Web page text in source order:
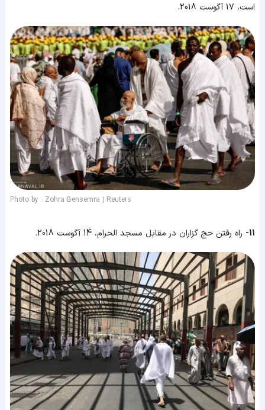
است، 17 آگوست 2018.
Photo by : Zohra Bensemra | Reuters
11- راه رفتن حج گزاران در مقابل مسجد الحرام، 14 آگوست 2018.